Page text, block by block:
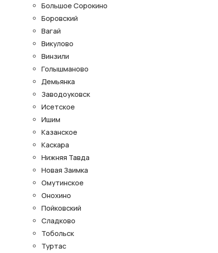
Большое Сорокино
Боровский
Вагай
Викулово
Винзили
Голышманово
Демьянка
Заводоуковск
Исетское
Ишим
Казанское
Каскара
Нижняя Тавда
Новая Заимка
Омутинское
Онохино
Пойковский
Сладково
Тобольск
Туртас